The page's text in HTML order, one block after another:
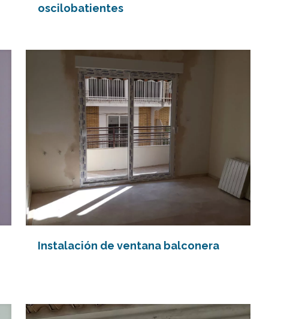
oscilobatientes
Instalación de ventana balconera